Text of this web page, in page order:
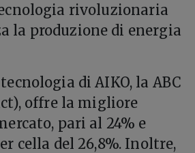
rivoluzionaria
la produzione di energia
di AIKO, la ABC
offre la migliore
pari al 24% e
cella del 26,8%. Inoltre,